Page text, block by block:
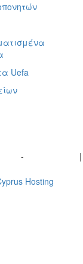
Uefa
-
|